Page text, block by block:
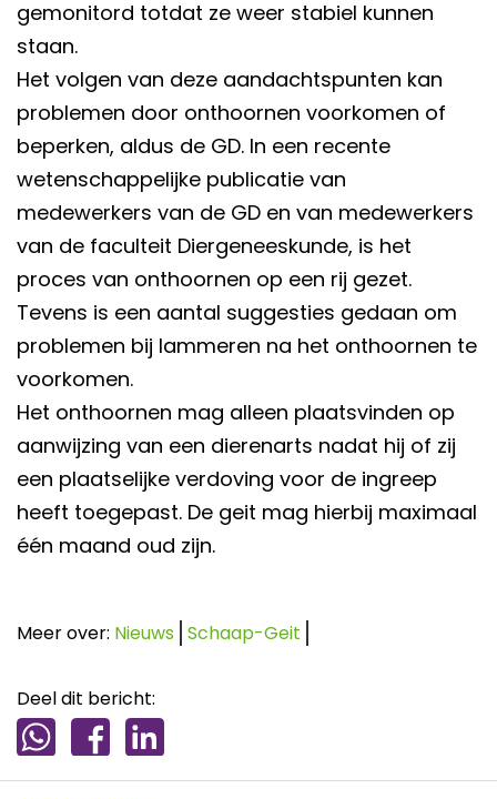
gemonitord totdat ze weer stabiel kunnen
staan.
Het volgen van deze aandachtspunten kan
problemen door onthoornen voorkomen of
beperken, aldus de GD. In een recente
wetenschappelijke publicatie van
medewerkers van de GD en van medewerkers
van de faculteit Diergeneeskunde, is het
proces van onthoornen op een rij gezet.
Tevens is een aantal suggesties gedaan om
problemen bij lammeren na het onthoornen te
voorkomen.
Het onthoornen mag alleen plaatsvinden op
aanwijzing van een dierenarts nadat hij of zij
een plaatselijke verdoving voor de ingreep
heeft toegepast. De geit mag hierbij maximaal
één maand oud zijn.
Meer over: Nieuws Schaap-Geit
Deel dit bericht: